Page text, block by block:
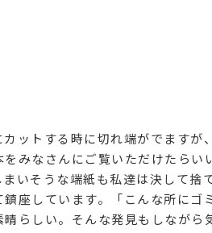
ットする時に切れ端がでます
みなさんにご覧いただけたら
いそうな端紙も私達は決して捨
座しています。「こんな所に
らしい。そんな発見もしながら